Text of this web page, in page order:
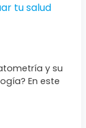
tu salud
y su
En este